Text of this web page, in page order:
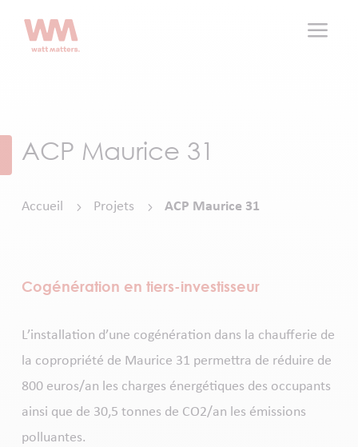
a
ACP Maurice 31
Accueil 5 Projets 5 ACP Maurice 31
Cogénération en tiers-investisseur
L’installation d’une cogénération dans la chaufferie de
la copropriété de Maurice 31 permettra de réduire de
800 euros/an les charges énergétiques des occupants
ainsi que de 30,5 tonnes de CO2/an les émissions
polluantes.